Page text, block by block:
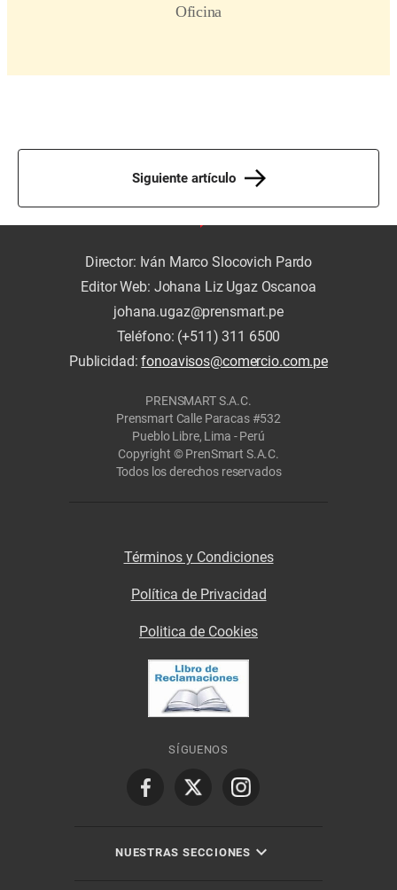
Siguiente artículo
Director: Iván Marco Slocovich Pardo
Editor Web: Johana Liz Ugaz Oscanoa
johana.ugaz@prensmart.pe
Teléfono: (+511) 311 6500
Publicidad:fonoavisos@comercio.com.pe
PRENSMART S.A.C.
Prensmart Calle Paracas #532
Pueblo Libre, Lima - Perú
Copyright © PrenSmart S.A.C.
Todos los derechos reservados
Términos y Condiciones
Política de Privacidad
Politica de Cookies
SÍGUENOS
NUESTRAS SECCIONES